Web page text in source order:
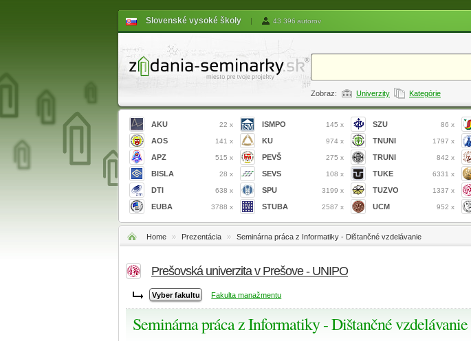
Slovenské vysoké školy | 43 396 autorov
Zobraz: Univerzity Kategórie
AKU 22 x
AOS 141 x
APZ 515 x
BISLA 28 x
DTI 638 x
EUBA 3788 x
ISMPO 145 x
KU 974 x
PEVŠ 275 x
SEVS 108 x
SPU 3199 x
STUBA 2587 x
SZU 86 x
TNUNI 1797 x
TRUNI 842 x
TUKE 6331 x
TUZVO 1337 x
UCM 952 x
Home » Prezentácia » Seminárna práca z Informatiky - Dištančné vzdelávanie
Prešovská univerzita v Prešove - UNIPO
Fakulta manažmentu
Seminárna práca z Informatiky - Dištančné vzdelávanie